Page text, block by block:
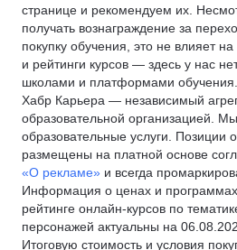
странице и рекомендуем их.
получать вознаграждение за
покупку обучения, это не влияет
и рейтинги курсов — здесь у нас
школами и платформами обучения.
Хабр Карьера — независимый
образовательной организацией.
образовательные услуги. Позиции
размещены на платной основе
«О рекламе» и всегда
Информация о ценах и
рейтинге онлайн-курсов по
персонажей актуальны на
Итоговую стоимость и условия